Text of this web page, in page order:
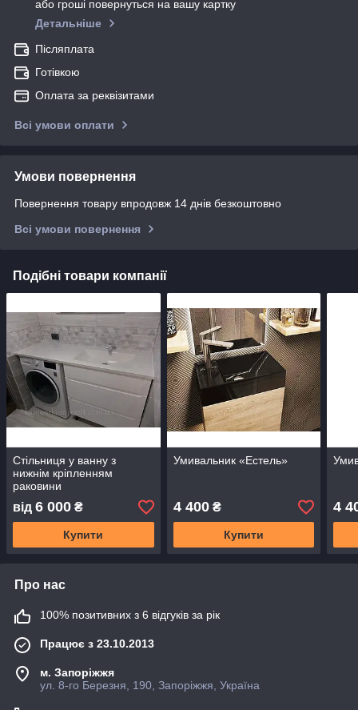
або гроші повернуться на вашу картку
Детальніше
Післяплата
Готівкою
Оплата за реквізитами
Всі умови оплати
Умови повернення
Повернення товару впродовж 14 днів безкоштовно
Всі умови повернення
Подібні товари компанії
Стільниця у ванну з
нижнім кріпленням
раковини
від 6 000 ₴
Купити
Умивальник «Естель»
4 400₴
Купити
4
Про нас
100% позитивних з 6 відгуків за рік
Працює з 23.10.2013
м. Запоріжжя
ул. 8-го Березня, 190, Запоріжжя, Україна